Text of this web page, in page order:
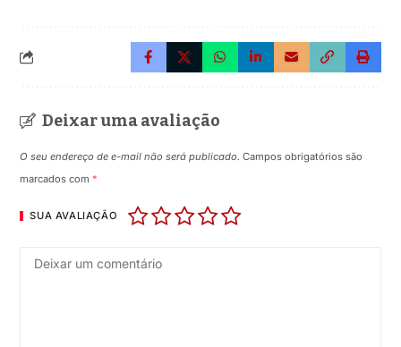
Deixar uma avaliação
O seu endereço de e-mail não será publicado. Campos obrigatórios são
marcados com*
SUA AVALIAÇÃO